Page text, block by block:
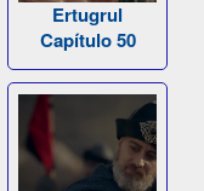
Ertugrul
Capítulo 50